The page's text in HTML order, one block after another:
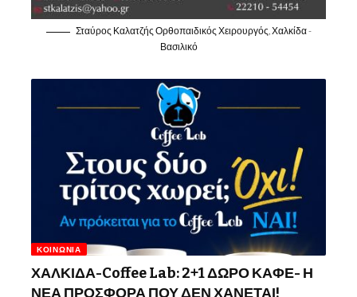
Σταύρος Καλατζής Ορθοπαιδικός Χειρουργός, Χαλκίδα -
Βασιλικό
ΚΟΙΝΩΝΊΑ
ΧΑΛΚΙΔΑ-Coffee Lab: 2+1 ΔΩΡΟ ΚΑΦΕ- Η
ΝΕΑ ΠΡΟΣΦΟΡΑ ΠΟΥ ΔΕΝ ΧΑΝΕΤΑΙ!